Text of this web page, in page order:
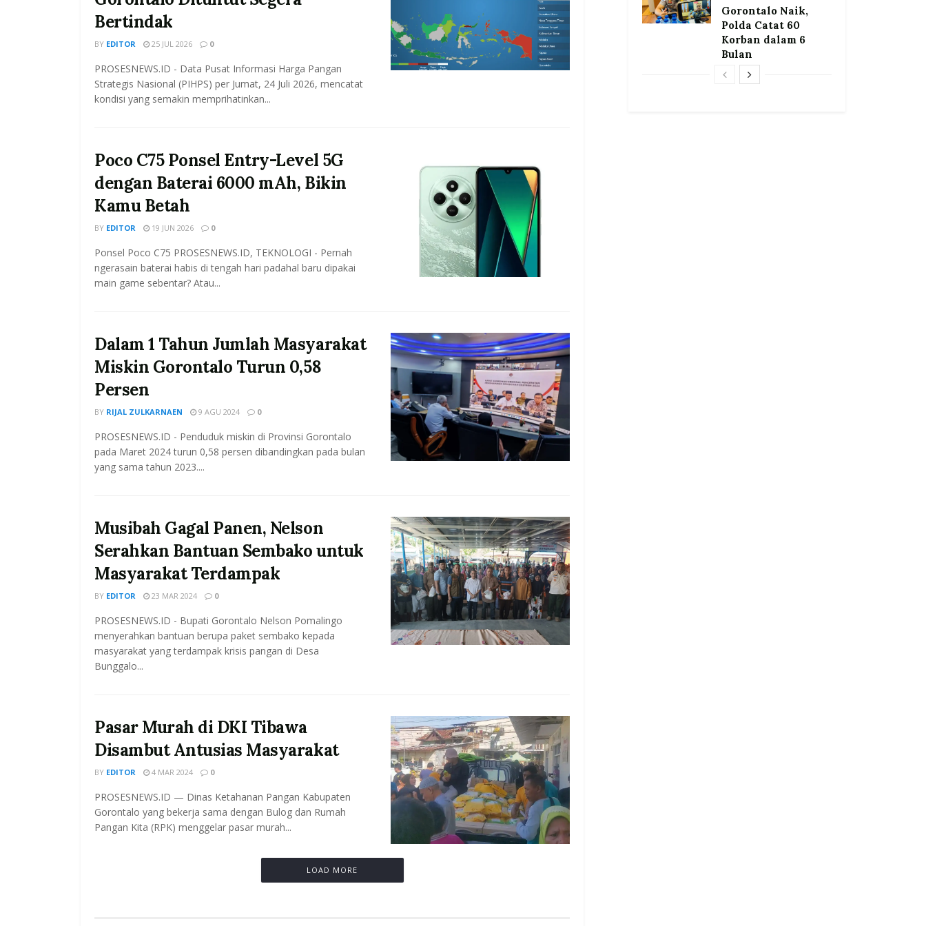
Bertindak
BY EDITOR 25 JUL 2026 0
PROSESNEWS.ID - Data Pusat Informasi Harga Pangan
Strategis Nasional (PIHPS) per Jumat, 24 Juli 2026, mencatat
kondisi yang semakin memprihatinkan...
Poco C75 Ponsel Entry-Level 5G
dengan Baterai 6000 mAh, Bikin
Kamu Betah
BY EDITOR 19 JUN 2026 0
Ponsel Poco C75 PROSESNEWS.ID, TEKNOLOGI - Pernah
ngerasain baterai habis di tengah hari padahal baru dipakai
main game sebentar? Atau...
Dalam 1 Tahun Jumlah Masyarakat
Miskin Gorontalo Turun 0,58
Persen
BY RIJAL ZULKARNAEN 9 AGU 2024 0
PROSESNEWS.ID - Penduduk miskin di Provinsi Gorontalo
pada Maret 2024 turun 0,58 persen dibandingkan pada bulan
yang sama tahun 2023....
Musibah Gagal Panen, Nelson
Serahkan Bantuan Sembako untuk
Masyarakat Terdampak
BY EDITOR 23 MAR 2024 0
PROSESNEWS.ID - Bupati Gorontalo Nelson Pomalingo
menyerahkan bantuan berupa paket sembako kepada
masyarakat yang terdampak krisis pangan di Desa
Bunggalo...
Pasar Murah di DKI Tibawa
Disambut Antusias Masyarakat
BY EDITOR 4 MAR 2024 0
PROSESNEWS.ID — Dinas Ketahanan Pangan Kabupaten
Gorontalo yang bekerja sama dengan Bulog dan Rumah
Pangan Kita (RPK) menggelar pasar murah...
LOAD MORE
Gorontalo Naik,
Polda Catat 60
Korban dalam 6
Bulan